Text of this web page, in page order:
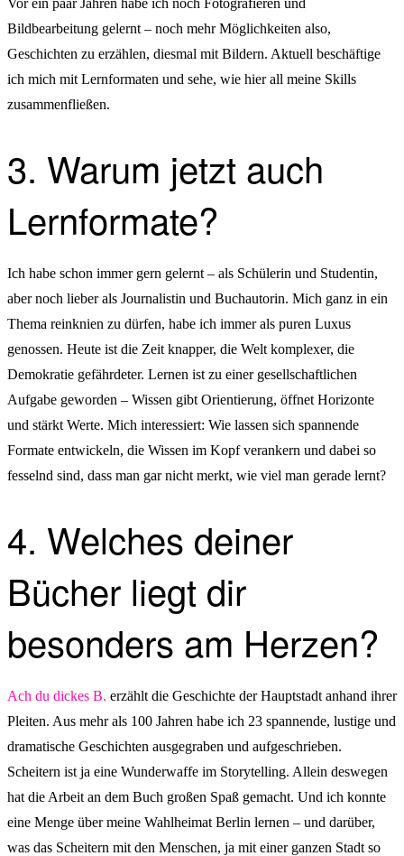
Bildbearbeitung gelernt – noch mehr Möglichkeiten also,
Geschichten zu erzählen, diesmal mit Bildern. Aktuell beschäftige
ich mich mit Lernformaten und sehe, wie hier all meine Skills
zusammenfließen.
3. Warum jetzt auch
Lernformate?
Ich habe schon immer gern gelernt – als Schülerin und Studentin,
aber noch lieber als Journalistin und Buchautorin. Mich ganz in ein
Thema reinknien zu dürfen, habe ich immer als puren Luxus
genossen. Heute ist die Zeit knapper, die Welt komplexer, die
Demokratie gefährdeter. Lernen ist zu einer gesellschaftlichen
Aufgabe geworden – Wissen gibt Orientierung, öffnet Horizonte
und stärkt Werte. Mich interessiert: Wie lassen sich spannende
Formate entwickeln, die Wissen im Kopf verankern und dabei so
fesselnd sind, dass man gar nicht merkt, wie viel man gerade lernt?
4. Welches deiner
Bücher liegt dir
besonders am Herzen?
Ach du dickes B. erzählt die Geschichte der Hauptstadt anhand ihrer
Pleiten. Aus mehr als 100 Jahren habe ich 23 spannende, lustige und
dramatische Geschichten ausgegraben und aufgeschrieben.
Scheitern ist ja eine Wunderwaffe im Storytelling. Allein deswegen
hat die Arbeit an dem Buch großen Spaß gemacht. Und ich konnte
eine Menge über meine Wahlheimat Berlin lernen – und darüber,
was das Scheitern mit den Menschen, ja mit einer ganzen Stadt so